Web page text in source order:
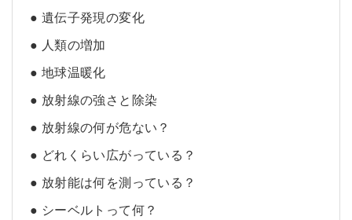
● 遺伝子発現の変化
● 人類の増加
● 地球温暖化
● 放射線の強さと除染
● 放射線の何が危ない？
● どれくらい広がっている？
● 放射能は何を測っている？
● シーベルトって何？